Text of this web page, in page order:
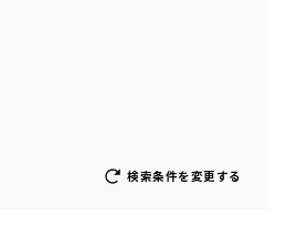
検索条件を変更する